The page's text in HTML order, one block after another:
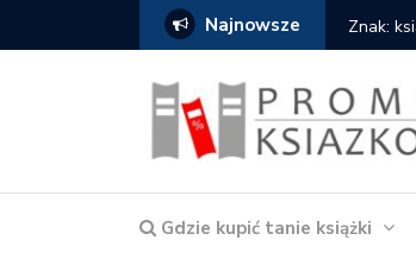
Najnowsze Znak:
Gdzie kupić tanie książki